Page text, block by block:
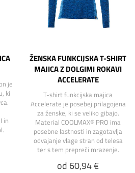
je
ki
in
ŽENSKA FUNKCIJSKA T-SHIRT
MAJICA Z DOLGIMI ROKAVI
ACCELERATE
T-shirt funkcijska majica
Accelerate je posebej prilagojena
za ženske, ki se veliko gibajo.
Material COOLMAX® PRO ima
posebne lastnosti in zagotavlja
odvajanje vlage stran od telesa
ter s tem prepreči mrazenje.
od 60,94 €